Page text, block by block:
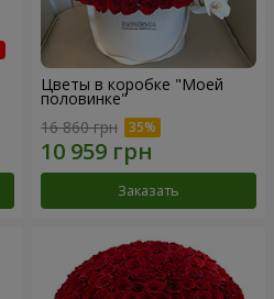
Цветы в коробке "Моей
половинке"
16 860 грн
Заказать